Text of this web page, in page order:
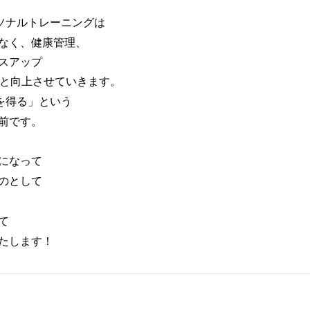
ナルトレーニングは
く、健康管理、
アップ
向上させていきます。
る」という
です。
なって
として
します！